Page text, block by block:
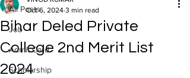
All Posts
Job
Admit Card
Scholarship
Bihar Deled Private
College 2nd Merit List
2024
Oct 6, 2024 3 min read